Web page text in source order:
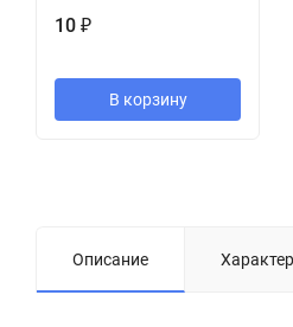
10 ₽
В корзину
Описание